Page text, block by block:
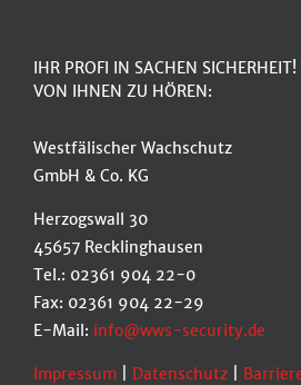
IHR PROFI IN SACHEN SICHERHEIT!
VON IHNEN ZU HÖREN:
Westfälischer Wachschutz
GmbH & Co. KG
Herzogswall 30
45657 Recklinghausen
Tel.: 02361 904 22-0
Fax: 02361 904 22-29
E-Mail: info@wws-security.de
Impressum Datenschutz